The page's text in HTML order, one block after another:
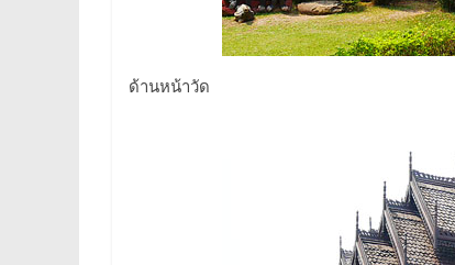
ด้านหน้าวัด